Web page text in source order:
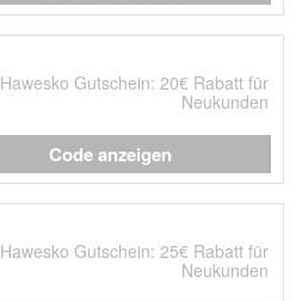
Hawesko Gutschein: 20€ Rabatt für
Neukunden
Code anzeigen
Hawesko Gutschein: 25€ Rabatt für
Neukunden